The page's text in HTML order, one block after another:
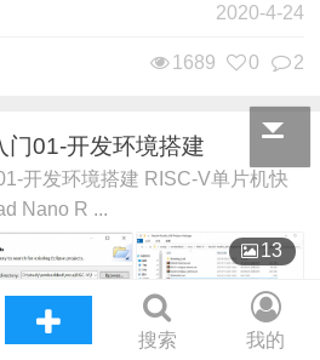
2020-4-24
2
0
1689
门01-开发环境搭建
开发环境搭建 RISC-V单片机快
Nano R ...
13
搜索 我的